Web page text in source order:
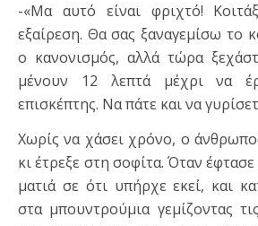
-«Μα αυτό είναι φριχτό!
εξαίρεση. Θα σας ξαναγεμίσω το
ο κανονισμός, αλλά τώρα
μένουν 12 λεπτά μέχρι να
επισκέπτης. Να πάτε και να
Χωρίς να χάσει χρόνο, ο
κι έτρεξε στη σοφίτα. Όταν
ματιά σε ότι υπήρχε εκεί, και
στα μπουντρούμια γεμίζοντας